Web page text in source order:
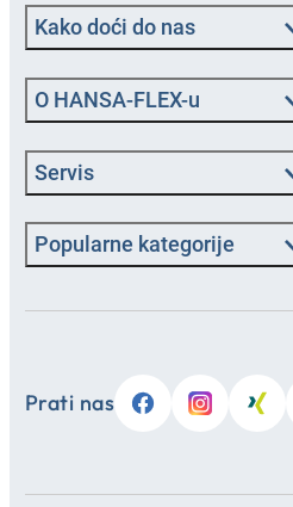
Kako doći do nas
O HANSA‑FLEX-u
Servis
Popularne kategorije
Prati nas